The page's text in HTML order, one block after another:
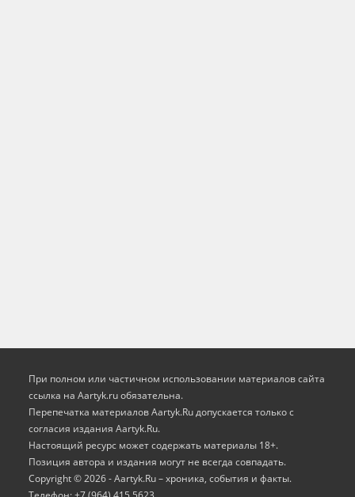
При полном или частичном использовании материалов сайта
ссылка на Aartyk.ru oбязательна.
Перепечатка материалов Aartyk.Ru допускается только с
согласия издания Aartyk.Ru.
Настоящий ресурс может содержать материалы 18+.
Позиция автора и издания могут не всегда совпадать.
Copyright © 2026 - Aartyk.Ru – хроника, события и факты.